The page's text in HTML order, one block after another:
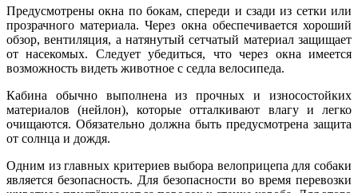
Предусмотрены окна по бокам, спереди и сзади из сетки или
прозрачного материала. Через окна обеспечивается хороший
обзор, вентиляция, а натянутый сетчатый материал защищает
от насекомых. Следует убедиться, что через окна имеется
возможность видеть животное с седла велосипеда.
Кабина обычно выполнена из прочных и износостойких
материалов (нейлон), которые отталкивают влагу и легко
очищаются. Обязательно должна быть предусмотрена защита
от солнца и дождя.
Одним из главных критериев выбора велоприцепа для собаки
является безопасность. Для безопасности во время перевозки